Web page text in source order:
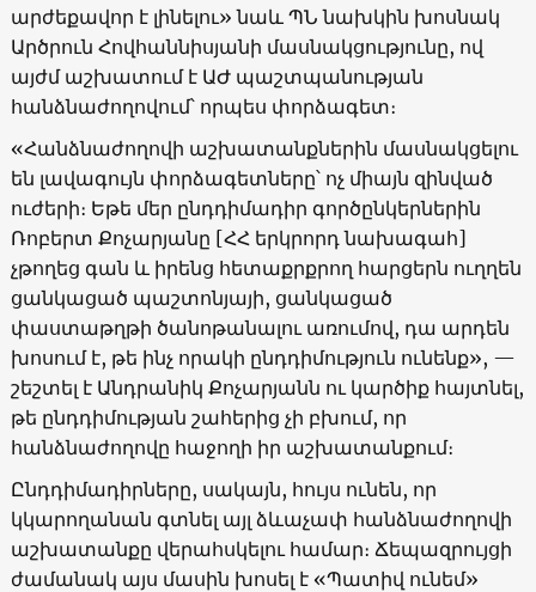
արժեքավոր է լինելու» նաև ՊՆ նախկին խոսնակ
Արծրուն Հովհաննիսյանի մասնակցությունը, ով
այժմ աշխատում է ԱԺ պաշտպանության
հանձնաժողովում՝ որպես փորձագետ։
«Հանձնաժողովի աշխատանքներին մասնակցելու
են լավագույն փորձագետները՝ ոչ միայն զինված
ուժերի։ Եթե մեր ընդդիմադիր գործընկերներին
Ռոբերտ Քոչարյանը [ՀՀ երկրորդ նախագահ]
չթողեց գան և իրենց հետաքրքրող հարցերն ուղղեն
ցանկացած պաշտոնյայի, ցանկացած
փաստաթղթի ծանոթանալու առումով, դա արդեն
խոսում է, թե ինչ որակի ընդդիմություն ունենք», —
շեշտել է Անդրանիկ Քոչարյանն ու կարծիք հայտնել,
թե ընդդիմության շահերից չի բխում, որ
հանձնաժողովը հաջողի իր աշխատանքում։
Ընդդիմադիրները, սակայն, հույս ունեն, որ
կկարողանան գտնել այլ ձևաչափ հանձնաժողովի
աշխատանքը վերահսկելու համար։ Ճեպազրույցի
ժամանակ այս մասին խոսել է «Պատիվ ունեմ»